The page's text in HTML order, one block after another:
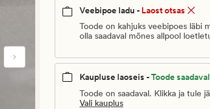
Veebipoe ladu - Laost otsas
Toode on kahjuks veebipoes läbi
olla saadaval mõnes allpool
Kaupluse laoseis -Toode saadaval
Toode on saadaval. Klikka ja tule
Vali kauplus